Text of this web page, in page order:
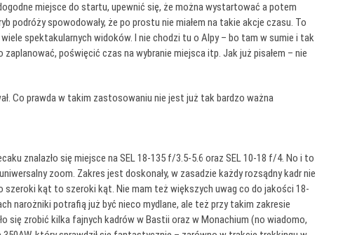
miejsce do startu, upewnić się, że można wystartować a potem
spowodowały, że po prostu nie miałem na takie akcje czasu. To
spektakularnych widoków. I nie chodzi tu o Alpy – bo tam w sumie i tak
poświęcić czas na wybranie miejsca itp. Jak już pisałem – nie
Co prawda w takim zastosowaniu nie jest już tak bardzo ważna
znalazło się miejsce na SEL 18-135 f/3.5-5.6 oraz SEL 10-18 f/4. No i to
zoom. Zakres jest doskonały, w zasadzie każdy rozsądny kadr nie
szeroki kąt to szeroki kąt. Nie mam też większych uwag co do jakości 18-
narożniki potrafią już być nieco mydlane, ale też przy takim zakresie
się zrobić kilka fajnych kadrów w Bastii oraz w Monachium (no wiadomo,